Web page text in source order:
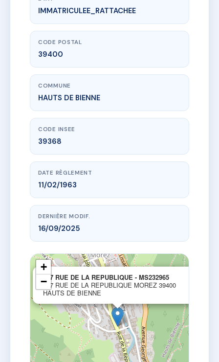
www.vme.plus/AC6677256
187 RUE DE LA REPUBLIQUE - MS232965
187 Rue de la République
IMMATRICULEE_RATTACHEE
CODE POSTAL
39400
COMMUNE
HAUTS DE BIENNE
CODE INSEE
39368
DATE RÈGLEMENT
11/02/1963
DERNIÈRE MODIF.
16/09/2025
187 RUE DE LA REPUBLIQUE - MS232965
187 RUE DE LA REPUBLIQUE MOREZ 39400
HAUTS DE BIENNE
+
−